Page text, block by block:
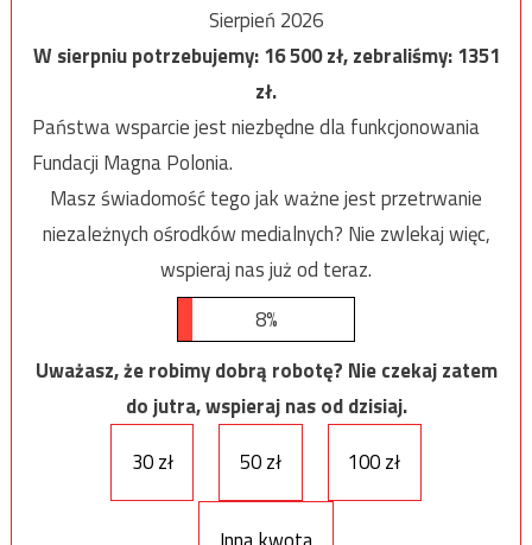
Sierpień 2026
W sierpniu potrzebujemy:16 500zł, zebraliśmy:1351
zł.
Państwa wsparcie jest niezbędne dla funkcjonowania
Fundacji Magna Polonia.
Masz świadomość tego jak ważne jest przetrwanie
niezależnych ośrodków medialnych? Nie zwlekaj więc,
wspieraj nas już od teraz.
8%
Uważasz, że robimy dobrą robotę? Nie czekaj zatem
do jutra, wspieraj nas od dzisiaj.
30 zł
50 zł 100 zł